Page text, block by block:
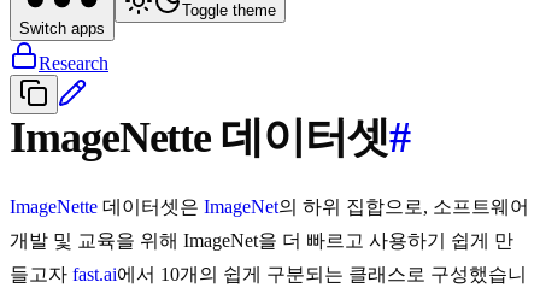
Switch apps
Toggle theme
Research
ImageNette 데이터셋#
ImageNette 데이터셋은 ImageNet의 하위 집합으로, 소프트웨어
개발 및 교육을 위해 ImageNet을 더 빠르고 사용하기 쉽게 만
들고자 fast.ai에서 10개의 쉽게 구분되는 클래스로 구성했습니